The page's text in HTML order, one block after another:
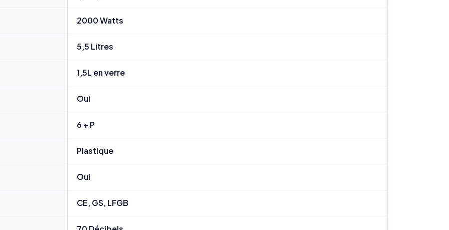
2000 Watts
5,5 Litres
1,5L en verre
Oui
6 + P
Plastique
Oui
CE, GS, LFGB